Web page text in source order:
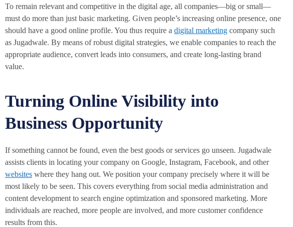
To remain relevant and competitive in the digital age, all companies—big or small—
must do more than just basic marketing. Given people’s increasing online presence, one
should have a good online profile. You thus require a digital marketing company such
as Jugadwale. By means of robust digital strategies, we enable companies to reach the
appropriate audience, convert leads into consumers, and create long-lasting brand
value.
Turning Online Visibility into
Business Opportunity
If something cannot be found, even the best goods or services go unseen. Jugadwale
assists clients in locating your company on Google, Instagram, Facebook, and other
websites where they hang out. We position your company precisely where it will be
most likely to be seen. This covers everything from social media administration and
content development to search engine optimization and sponsored marketing. More
individuals are reached, more people are involved, and more customer confidence
results from this.